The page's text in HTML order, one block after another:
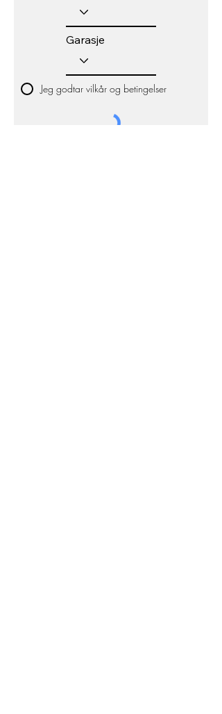
Garasje
Jeg godtar vilkår og betingelser